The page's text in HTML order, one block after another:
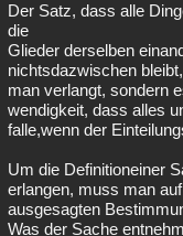
Der Satz, dass alle
die
Glieder derselben
nichtsdazwischen
man verlangt, sondern
wendigkeit, dass alles
falle,wenn der
Um die Definitioneiner
erlangen, muss man
ausgesagten
Was der Sache